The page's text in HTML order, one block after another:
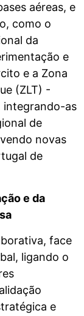
aéreas, e
como o
da
e
e a Zona
(ZLT) -
integrando-as
de
novas
de
e da
face
ligando o
e